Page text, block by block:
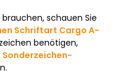
schauen Sie
Schriftart Cargo A-
benötigen,
Sonderzeichen-